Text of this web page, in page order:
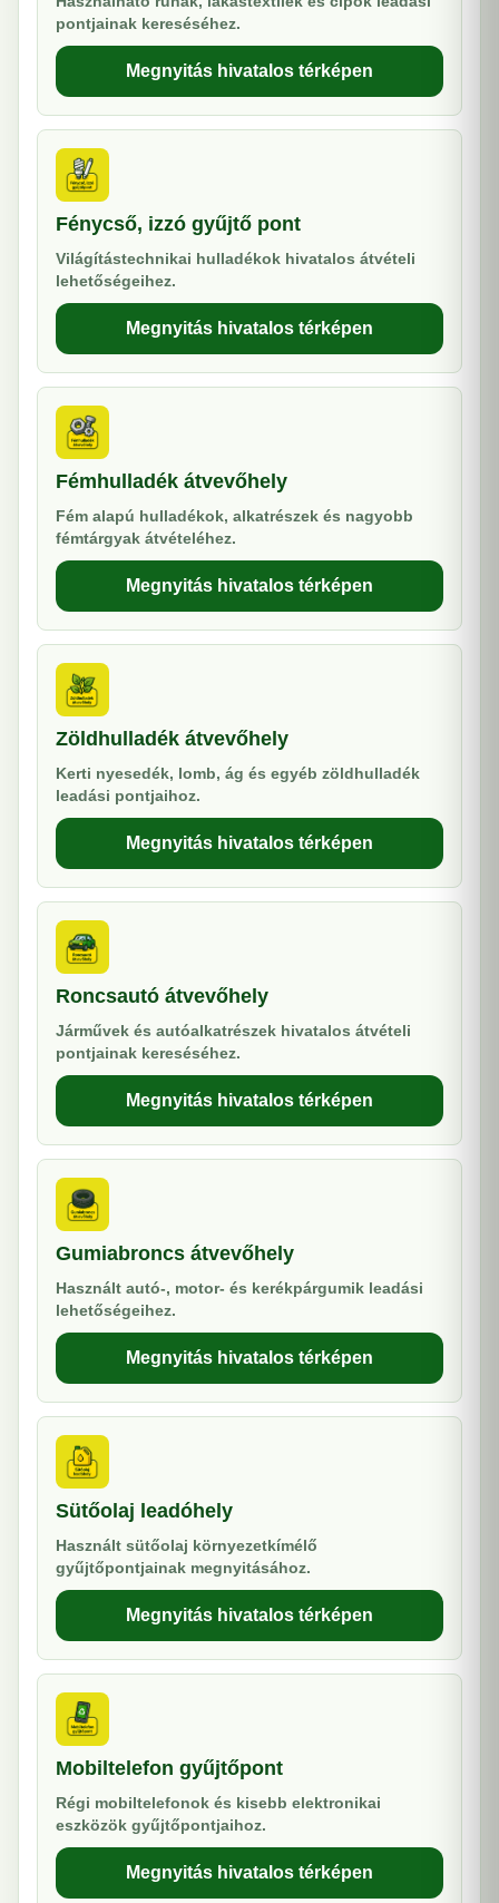
pontjainak kereséséhez.
Megnyitás hivatalos térképen
Fénycső, izzó gyűjtő pont
Világítástechnikai hulladékok hivatalos átvételi
lehetőségeihez.
Megnyitás hivatalos térképen
Fémhulladék átvevőhely
Fém alapú hulladékok, alkatrészek és nagyobb
fémtárgyak átvételéhez.
Megnyitás hivatalos térképen
Zöldhulladék átvevőhely
Kerti nyesedék, lomb, ág és egyéb zöldhulladék
leadási pontjaihoz.
Megnyitás hivatalos térképen
Roncsautó átvevőhely
Járművek és autóalkatrészek hivatalos átvételi
pontjainak kereséséhez.
Megnyitás hivatalos térképen
Gumiabroncs átvevőhely
Használt autó-, motor- és kerékpárgumik leadási
lehetőségeihez.
Megnyitás hivatalos térképen
Sütőolaj leadóhely
Használt sütőolaj környezetkímélő
gyűjtőpontjainak megnyitásához.
Megnyitás hivatalos térképen
Mobiltelefon gyűjtőpont
Régi mobiltelefonok és kisebb elektronikai
eszközök gyűjtőpontjaihoz.
Megnyitás hivatalos térképen